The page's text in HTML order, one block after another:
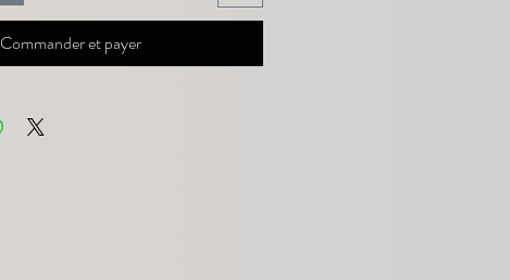
Commander et payer